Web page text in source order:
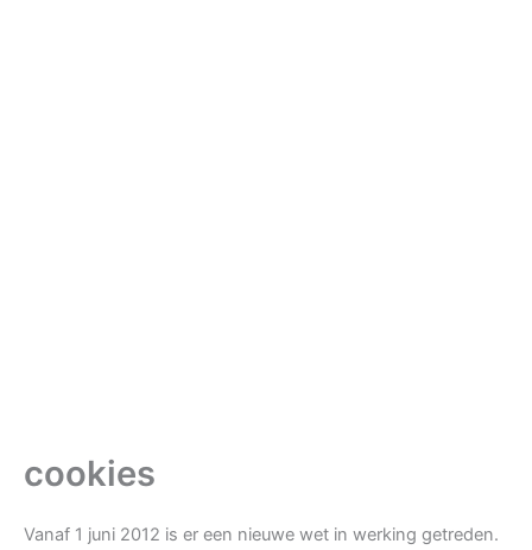
cookies
Vanaf 1 juni 2012 is er een nieuwe wet in werking getreden.